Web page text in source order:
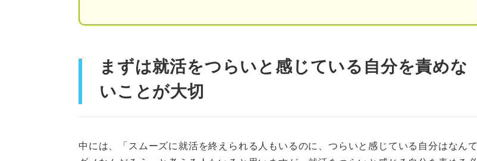
①適度に休息を取る
④小さな目標を立てて成功体験を積み重ねる
まずは就活をつらいと感じている自分を責めな
いことが大切
中には、「スムーズに就活を終えられる人もいるのに、つらいと感じている自分はなんて